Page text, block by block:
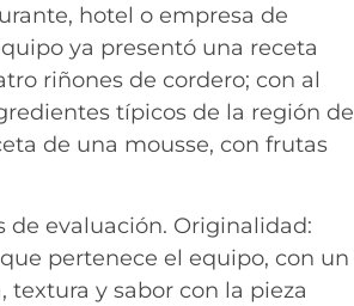
hotel o empresa de
ya presentó una receta
riñones de cordero; con al
típicos de la región de
de una mousse, con frutas
de evaluación. Originalidad:
pertenece el equipo, con un
textura y sabor con la pieza